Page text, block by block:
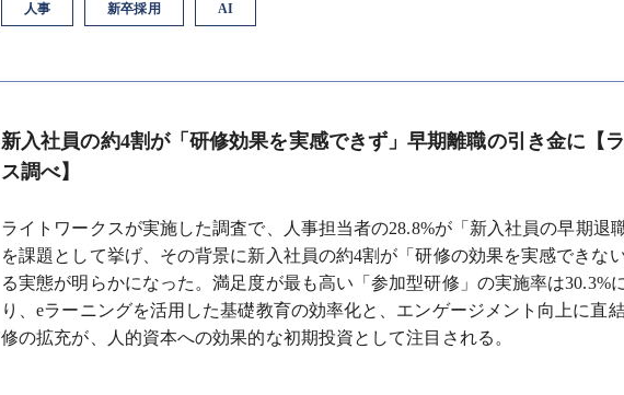
人事 新卒採用 AI
新入社員の約4割が「研修効果を実感できず」早期離職の引き金に【
ス調べ】
ライトワークスが実施した調査で、人事担当者の28.8%が「新入社員の早期退
を課題として挙げ、その背景に新入社員の約4割が「研修の効果を実感できな
る実態が明らかになった。満足度が最も高い「参加型研修」の実施率は30.3%
り、eラーニングを活用した基礎教育の効率化と、エンゲージメント向上に直
修の拡充が、人的資本への効果的な初期投資として注目される。